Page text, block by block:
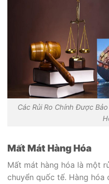
Các Rủi Ro Chính Được
Mất Mát Hàng Hóa
Mất mát hàng hóa là một
chuyển quốc tế. Hàng